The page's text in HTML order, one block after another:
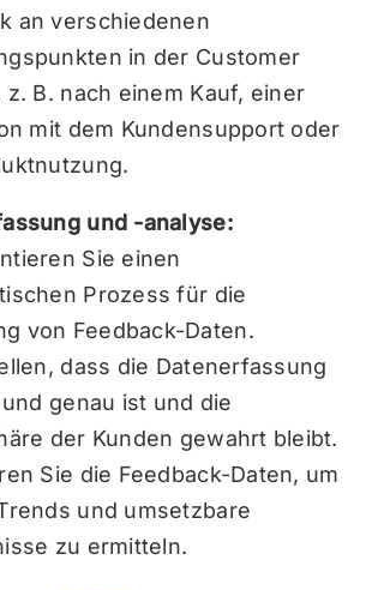
an verschiedenen
in der Customer
z. B. nach einem Kauf, einer
mit dem Kundensupport oder
und -analyse:
Sie einen
Prozess für die
von Feedback-Daten.
dass die Datenerfassung
genau ist und die
der Kunden gewahrt bleibt.
Sie die Feedback-Daten, um
und umsetzbare
zu ermitteln.